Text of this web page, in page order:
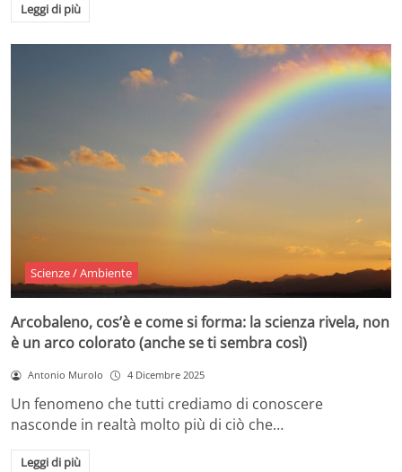
Leggi di più
Scienze / Ambiente
Arcobaleno, cos’è e come si forma: la scienza rivela, non
è un arco colorato (anche se ti sembra così)
Antonio Murolo 4 Dicembre 2025
Un fenomeno che tutti crediamo di conoscere
nasconde in realtà molto più di ciò che…
Leggi di più